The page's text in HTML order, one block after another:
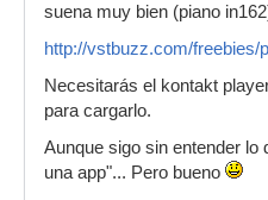
suena muy bien (piano
http://vstbuzz.com/freebies/
Necesitarás el kontakt
para cargarlo.
Aunque sigo sin entender lo
una app"... Pero bueno